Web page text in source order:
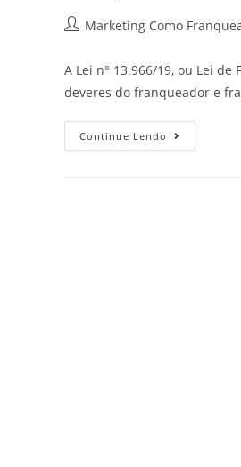
Marketing Como
A Lei n° 13.966/19, ou Lei
deveres do franqueador e
Continue Lendo